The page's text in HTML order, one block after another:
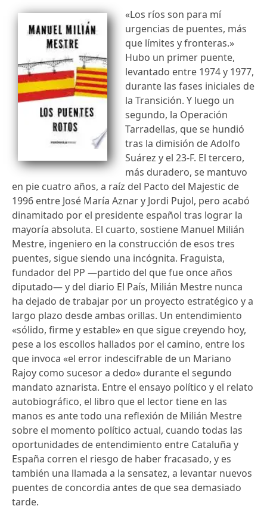
«Los ríos son para mí
urgencias de puentes, más
que límites y fronteras.»
Hubo un primer puente,
levantado entre 1974 y 1977,
durante las fases iniciales de
la Transición. Y luego un
segundo, la Operación
Tarradellas, que se hundió
tras la dimisión de Adolfo
Suárez y el 23-F. El tercero,
más duradero, se mantuvo
en pie cuatro años, a raíz del Pacto del Majestic de
1996 entre José María Aznar y Jordi Pujol, pero acabó
dinamitado por el presidente español tras lograr la
mayoría absoluta. El cuarto, sostiene Manuel Milián
Mestre, ingeniero en la construcción de esos tres
puentes, sigue siendo una incógnita. Fraguista,
fundador del PP —partido del que fue once años
diputado— y del diario El País, Milián Mestre nunca
ha dejado de trabajar por un proyecto estratégico y a
largo plazo desde ambas orillas. Un entendimiento
«sólido, firme y estable» en que sigue creyendo hoy,
pese a los escollos hallados por el camino, entre los
que invoca «el error indescifrable de un Mariano
Rajoy como sucesor a dedo» durante el segundo
mandato aznarista. Entre el ensayo político y el relato
autobiográfico, el libro que el lector tiene en las
manos es ante todo una reflexión de Milián Mestre
sobre el momento político actual, cuando todas las
oportunidades de entendimiento entre Cataluña y
España corren el riesgo de haber fracasado, y es
también una llamada a la sensatez, a le­vantar nuevos
puentes de concordia antes de que sea demasiado
tarde.